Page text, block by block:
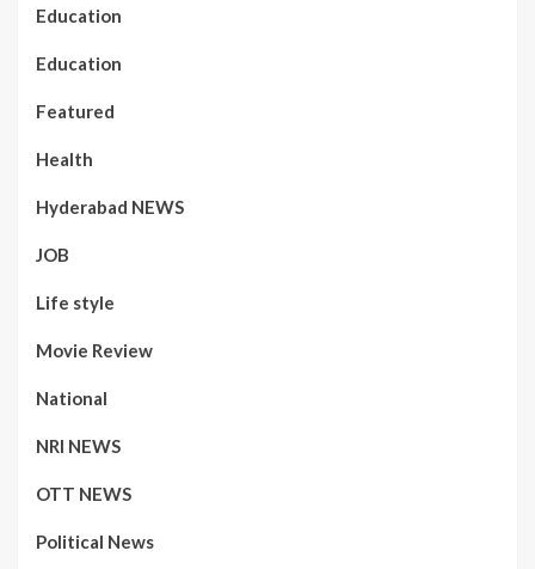
Education
Education
Featured
Health
Hyderabad NEWS
JOB
Life style
Movie Review
National
NRI NEWS
OTT NEWS
Political News